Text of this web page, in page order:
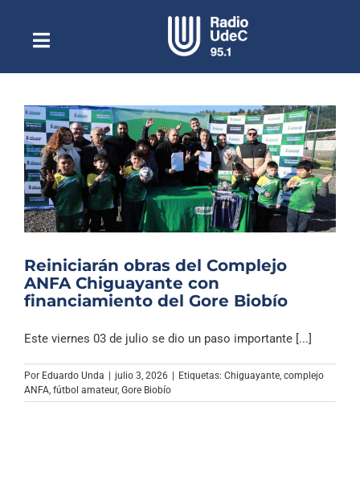
contenidoToggle
NavigationEscuchar Radio UdeC en vivo
Quiénes Somos
Programación
Podcast
Noticias
Columnas
Música Clásica
Especiales
Archivo Sonoro
Reiniciarán obras del Complejo
ANFA Chiguayante con
financiamiento del Gore Biobío
Este viernes 03 de julio se dio un paso importante [...]
Por Eduardo Unda | julio 3, 2026 | Etiquetas: Chiguayante complejo
ANFA fútbol amateur, Gore Biobío